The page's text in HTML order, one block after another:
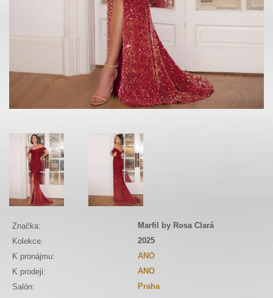
Značka:
Marfil by Rosa Clará
Kolekce:
2025
K pronájmu:
ANO
K prodeji:
ANO
Salón:
Praha